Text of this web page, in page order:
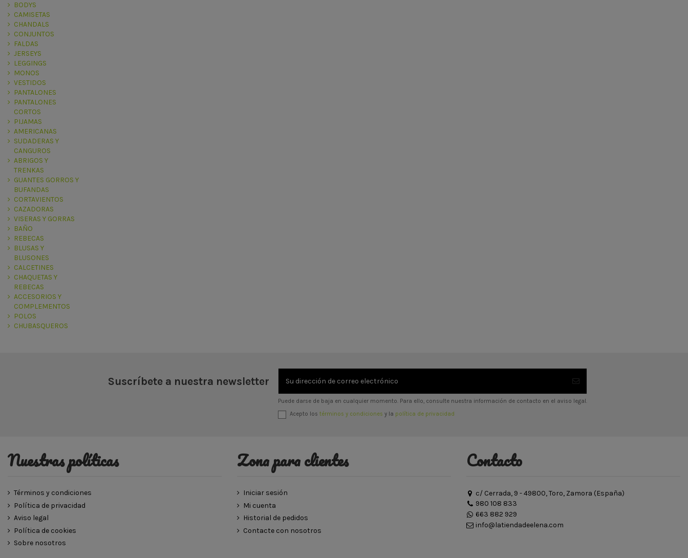
BODYS
CAMISETAS
CHANDALS
CONJUNTOS
FALDAS
JERSEYS
LEGGINGS
MONOS
VESTIDOS
PANTALONES
PANTALONES
CORTOS
PIJAMAS
AMERICANAS
SUDADERAS Y
CANGUROS
ABRIGOS Y
TRENKAS
GUANTES GORROS Y
BUFANDAS
CORTAVIENTOS
CAZADORAS
VISERAS Y GORRAS
BAÑO
REBECAS
BLUSAS Y
BLUSONES
CALCETINES
CHAQUETAS Y
REBECAS
ACCESORIOS Y
COMPLEMENTOS
POLOS
CHUBASQUEROS
Suscríbete a nuestra newsletter
Puede darse de baja en cualquier momento. Para ello, consulte nuestra información de contacto en el aviso legal.
Acepto los términos y condiciones y la política de privacidad
Nuestras políticas
Términos y condiciones
Política de privacidad
Aviso legal
Política de cookies
Sobre nosotros
Zona para clientes
Iniciar sesión
Mi cuenta
Historial de pedidos
Contacte con nosotros
Contacto
c/ Cerrada, 9 - 49800, Toro, Zamora (España)
980 108 833
663 882 929
info@latiendadeelena.com